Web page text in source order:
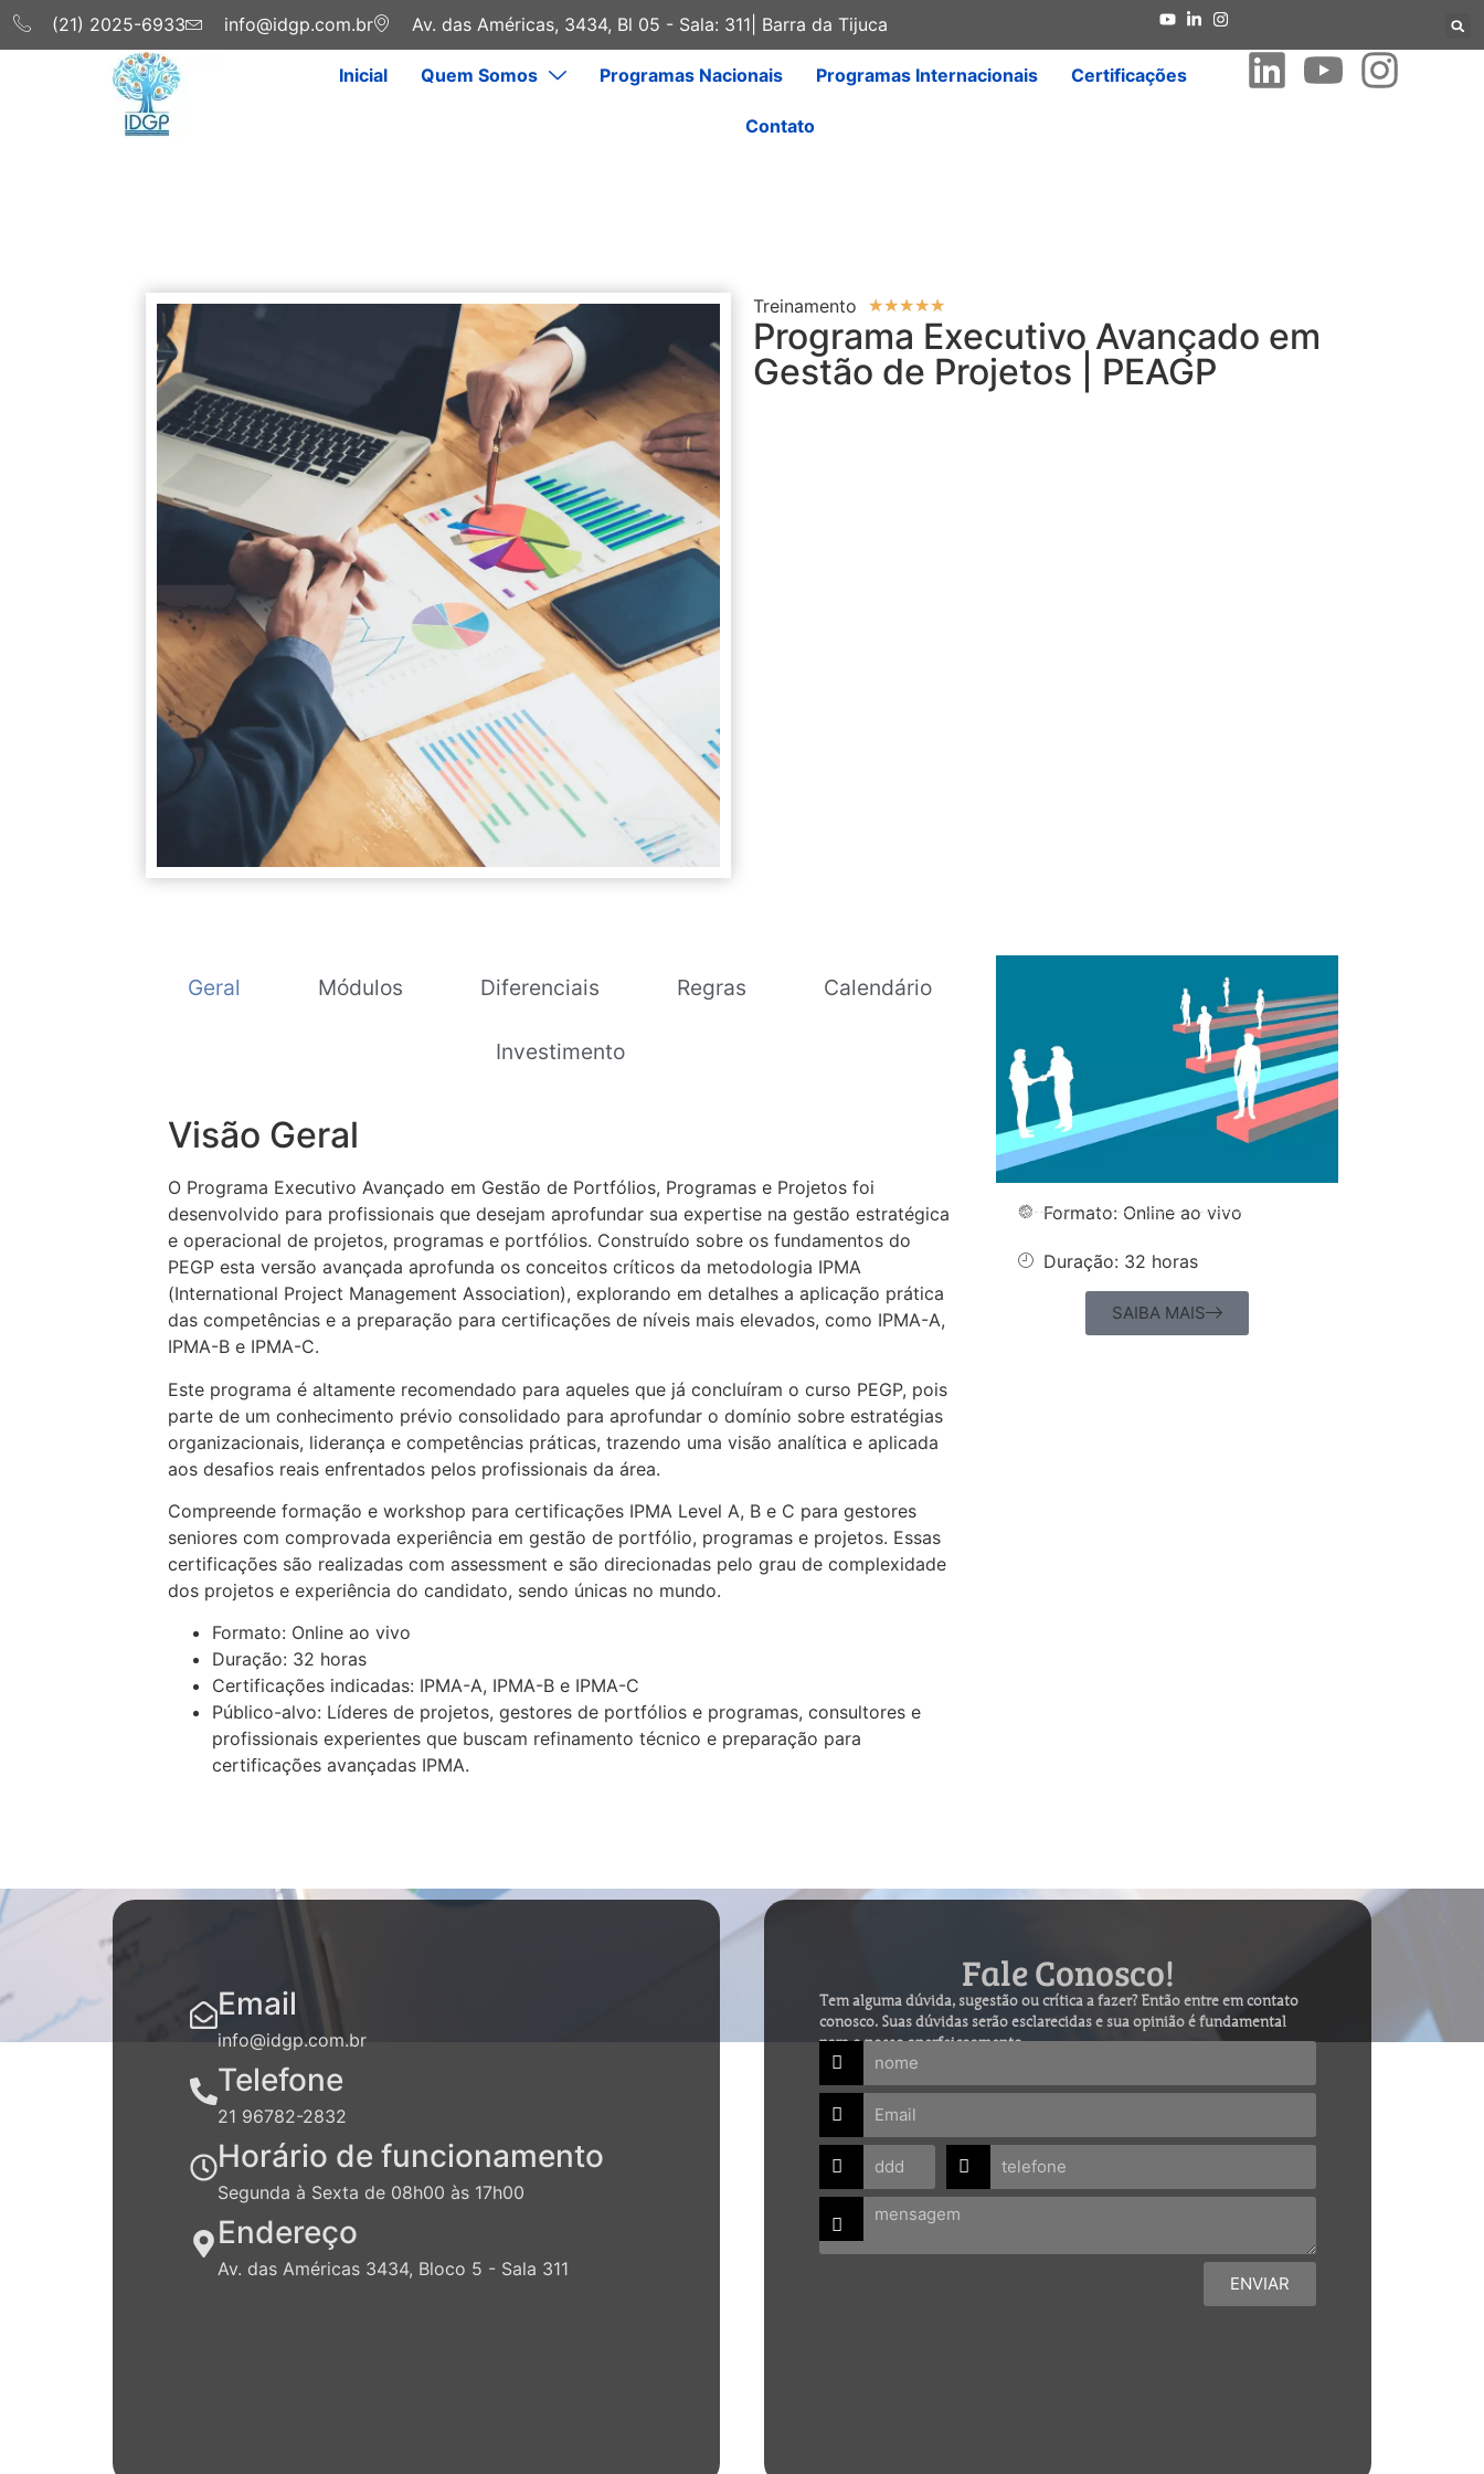
(21) 2025-6933 info@idgp.com.br Av. das Américas, 3434, Bl 05 - Sala: 311| Barra da Tijuca
Inicial Quem Somos Programas Nacionais Programas Internacionais Certificações
Contato
Treinamento ★★★★★
Programa Executivo Avançado em
Gestão de Projetos | PEAGP
Geral Módulos Diferenciais Regras Calendário
Investimento
Visão Geral
O Programa Executivo Avançado em Gestão de Portfólios, Programas e Projetos foi
desenvolvido para profissionais que desejam aprofundar sua expertise na gestão estratégica
e operacional de projetos, programas e portfólios. Construído sobre os fundamentos do
PEGP esta versão avançada aprofunda os conceitos críticos da metodologia IPMA
(International Project Management Association), explorando em detalhes a aplicação prática
das competências e a preparação para certificações de níveis mais elevados, como IPMA-A,
IPMA-B e IPMA-C.
Este programa é altamente recomendado para aqueles que já concluíram o curso PEGP, pois
parte de um conhecimento prévio consolidado para aprofundar o domínio sobre estratégias
organizacionais, liderança e competências práticas, trazendo uma visão analítica e aplicada
aos desafios reais enfrentados pelos profissionais da área.
Compreende formação e workshop para certificações IPMA Level A, B e C para gestores
seniores com comprovada experiência em gestão de portfólio, programas e projetos. Essas
certificações são realizadas com assessment e são direcionadas pelo grau de complexidade
dos projetos e experiência do candidato, sendo únicas no mundo.
Formato: Online ao vivo
Duração: 32 horas
Certificações indicadas: IPMA-A, IPMA-B e IPMA-C
Público-alvo: Líderes de projetos, gestores de portfólios e programas, consultores e
profissionais experientes que buscam refinamento técnico e preparação para
certificações avançadas IPMA.
Formato: Online ao vivo
Duração: 32 horas
SAIBA MAIS
Email
info@idgp.com.br
Telefone
21 96782-2832
Horário de funcionamento
Segunda à Sexta de 08h00 às 17h00
Endereço
Av. das Américas 3434, Bloco 5 - Sala 311
Fale Conosco!
Tem alguma dúvida, sugestão ou crítica a fazer? Então entre em contato
conosco. Suas dúvidas serão esclarecidas e sua opinião é fundamental
para o nosso aperfeiçoamento.
ENVIAR